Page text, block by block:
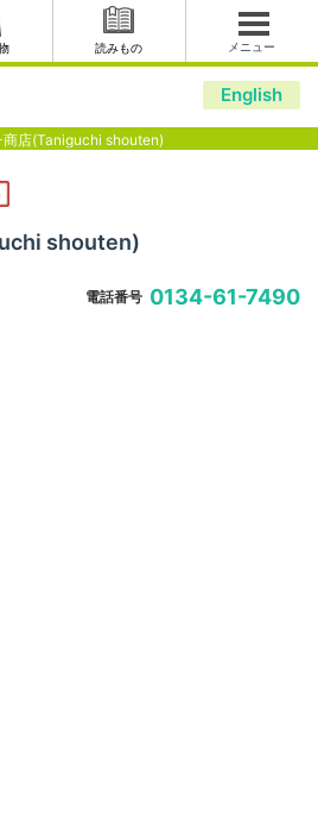
読みもの メニュー
English
商店(Taniguchi shouten)
shouten)
電話番号 0134-61-7490